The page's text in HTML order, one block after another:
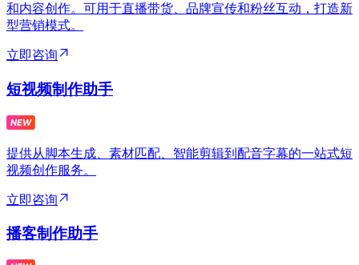
和内容创作。可用于直播带货、品牌宣传和粉丝互动，打造新
型营销模式。
立即咨询
短视频制作助手
提供从脚本生成、素材匹配、智能剪辑到配音字幕的一站式短
视频创作服务。
立即咨询
播客制作助手